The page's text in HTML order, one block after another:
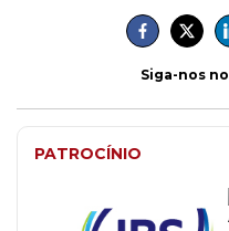
Siga-nos no
PATROCÍNIO